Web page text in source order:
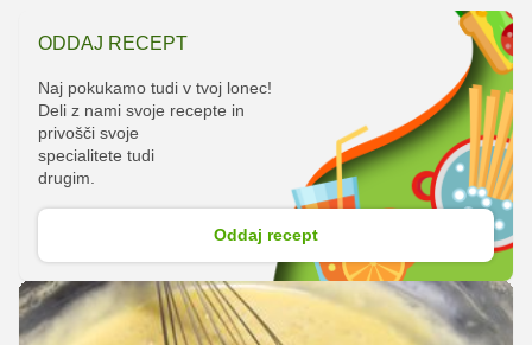
ODDAJ RECEPT
Naj pokukamo tudi v tvoj lonec!
Deli z nami svoje recepte in
privošči svoje
specialitete tudi
drugim.
Oddaj recept